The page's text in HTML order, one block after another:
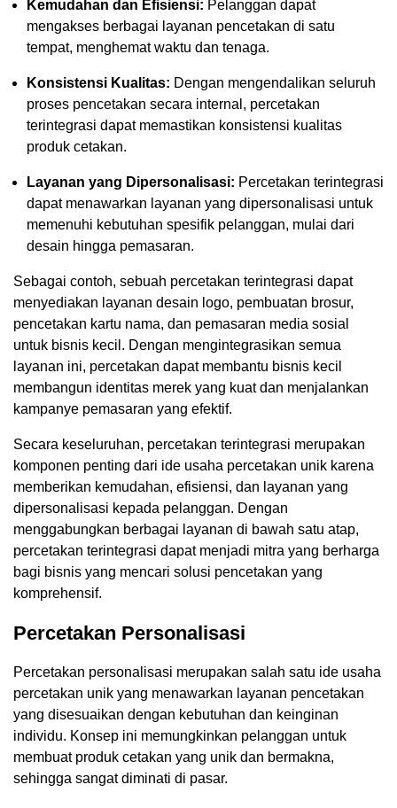
Kemudahan dan Efisiensi: Pelanggan dapat
mengakses berbagai layanan pencetakan di satu
tempat, menghemat waktu dan tenaga.
Konsistensi Kualitas: Dengan mengendalikan seluruh
proses pencetakan secara internal, percetakan
terintegrasi dapat memastikan konsistensi kualitas
produk cetakan.
Layanan yang Dipersonalisasi: Percetakan terintegrasi
dapat menawarkan layanan yang dipersonalisasi untuk
memenuhi kebutuhan spesifik pelanggan, mulai dari
desain hingga pemasaran.
Sebagai contoh, sebuah percetakan terintegrasi dapat
menyediakan layanan desain logo, pembuatan brosur,
pencetakan kartu nama, dan pemasaran media sosial
untuk bisnis kecil. Dengan mengintegrasikan semua
layanan ini, percetakan dapat membantu bisnis kecil
membangun identitas merek yang kuat dan menjalankan
kampanye pemasaran yang efektif.
Secara keseluruhan, percetakan terintegrasi merupakan
komponen penting dari ide usaha percetakan unik karena
memberikan kemudahan, efisiensi, dan layanan yang
dipersonalisasi kepada pelanggan. Dengan
menggabungkan berbagai layanan di bawah satu atap,
percetakan terintegrasi dapat menjadi mitra yang berharga
bagi bisnis yang mencari solusi pencetakan yang
komprehensif.
Percetakan Personalisasi
Percetakan personalisasi merupakan salah satu ide usaha
percetakan unik yang menawarkan layanan pencetakan
yang disesuaikan dengan kebutuhan dan keinginan
individu. Konsep ini memungkinkan pelanggan untuk
membuat produk cetakan yang unik dan bermakna,
sehingga sangat diminati di pasar.